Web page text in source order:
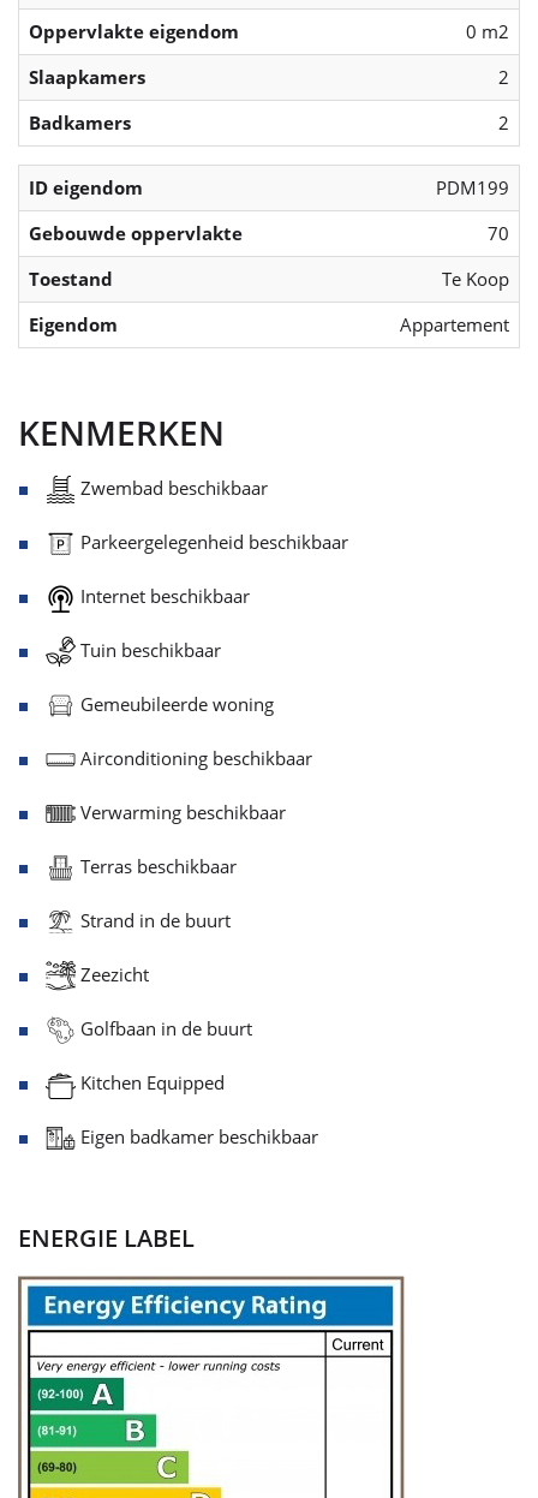
Oppervlakte eigendom
0 m2
Slaapkamers
2
Badkamers
2
ID eigendom
PDM199
Gebouwde oppervlakte
70
Toestand
Te Koop
Eigendom
Appartement
KENMERKEN
Zwembad beschikbaar
Parkeergelegenheid beschikbaar
Internet beschikbaar
Tuin beschikbaar
Gemeubileerde woning
Airconditioning beschikbaar
Verwarming beschikbaar
Terras beschikbaar
Strand in de buurt
Zeezicht
Golfbaan in de buurt
Kitchen Equipped
Eigen badkamer beschikbaar
ENERGIE LABEL